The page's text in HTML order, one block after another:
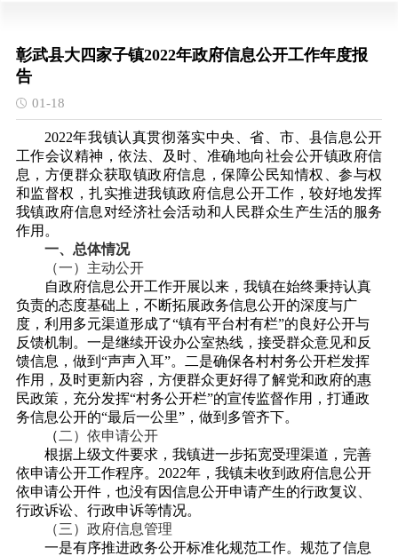
彰武县大四家子镇2022年政府信息公开工作年度报
告
01-18
2022年我镇认真贯彻落实中央、省、市、县信息公开
工作会议精神，依法、及时、准确地向社会公开镇政府信
息，方便群众获取镇政府信息，保障公民知情权、参与权
和监督权，扎实推进我镇政府信息公开工作，较好地发挥
我镇政府信息对经济社会活动和人民群众生产生活的服务
作用。
一、总体情况
（一）主动公开
自政府信息公开工作开展以来，我镇在始终秉持认真
负责的态度基础上，不断拓展政务信息公开的深度与广
度，利用多元渠道形成了“镇有平台村有栏”的良好公开与
反馈机制。一是继续开设办公室热线，接受群众意见和反
馈信息，做到“声声入耳”。二是确保各村村务公开栏发挥
作用，及时更新内容，方便群众更好得了解党和政府的惠
民政策，充分发挥“村务公开栏”的宣传监督作用，打通政
务信息公开的“最后一公里”，做到多管齐下。
（ 二）依申请公开
根据上级文件要求，我镇进一步拓宽受理渠道，完善
依申请公开工作程序。 2022年，我镇未收到政府信息公开
依申请公开件，也没有因信息公开申请产生的行政复议、
行政诉讼、行政申诉等情况。
（三）政府信息管理
一是有序推进政务公开标准化规范工作。规范了信息